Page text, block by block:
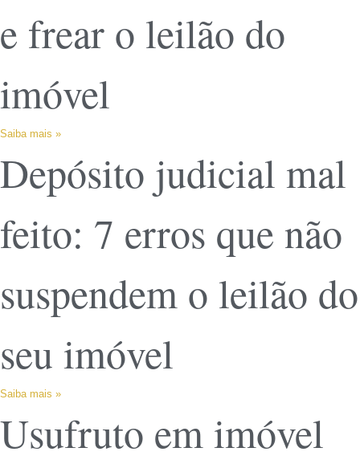
e frear o leilão do
imóvel
Saiba mais »
Depósito judicial mal
feito: 7 erros que não
suspendem o leilão do
seu imóvel
Saiba mais »
Usufruto em imóvel